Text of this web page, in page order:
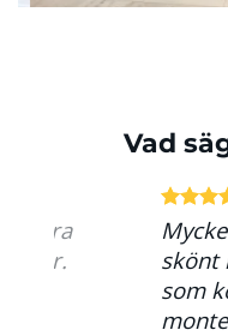
Vad
skönt
som